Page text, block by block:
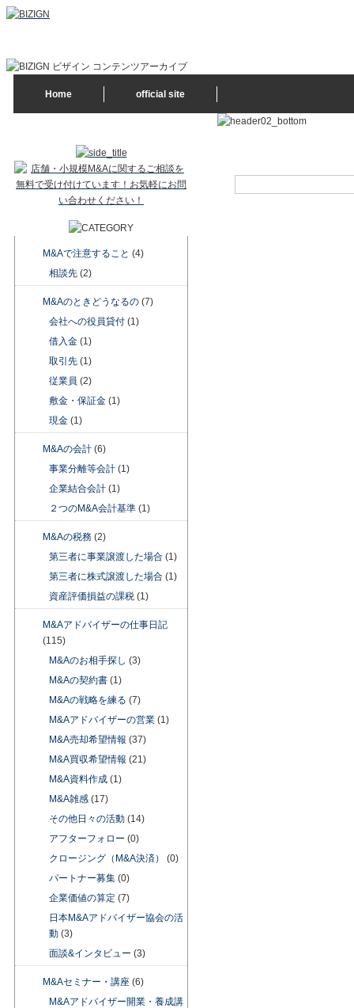
Home official site
M&Aで注意すること (4)
相談先 (2)
M&Aのときどうなるの (7)
会社への役員貸付 (1)
借入金 (1)
取引先 (1)
従業員 (2)
敷金・保証金 (1)
現金 (1)
M&Aの会計 (6)
事業分離等会計 (1)
企業結合会計 (1)
２つのM&A会計基準 (1)
M&Aの税務 (2)
第三者に事業譲渡した場合 (1)
第三者に株式譲渡した場合 (1)
資産評価損益の課税 (1)
M&Aアドバイザーの仕事日記
(115)
M&Aのお相手探し (3)
M&Aの契約書 (1)
M&Aの戦略を練る (7)
M&Aアドバイザーの営業 (1)
M&A売却希望情報 (37)
M&A買収希望情報 (21)
M&A資料作成 (1)
M&A雑感 (17)
その他日々の活動 (14)
アフターフォロー (0)
クロージング（M&A決済）
(0)
パートナー募集 (0)
企業価値の算定 (7)
日本M&Aアドバイザー協会の活
動 (3)
面談&インタビュー (3)
M&Aセミナー・講座 (6)
M&Aアドバイザー開業・養成講